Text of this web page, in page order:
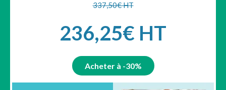
337,50€ HT
236,25€ HT
Acheter à -30%